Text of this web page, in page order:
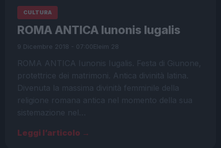
CULTURA
ROMA ANTICA Iunonis Iugalis
9 Dicembre 2018 - 07:00Eleim 28
ROMA ANTICA Iunonis Iugalis. Festa di Giunone,
protettrice dei matrimoni. Antica divinità latina.
Divenuta la massima divinità femminile della
religione romana antica nel momento della sua
sistemazione nel…
Leggi l’articolo →